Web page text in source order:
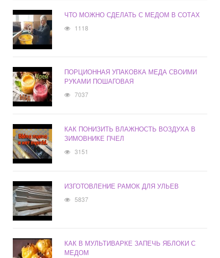
ЧТО МОЖНО СДЕЛАТЬ С МЕДОМ В СОТАХ
1118
ПОРЦИОННАЯ УПАКОВКА МЕДА СВОИМИ
РУКАМИ ПОШАГОВАЯ
7037
КАК ПОНИЗИТЬ ВЛАЖНОСТЬ ВОЗДУХА В
ЗИМОВНИКЕ ПЧЕЛ
3151
ИЗГОТОВЛЕНИЕ РАМОК ДЛЯ УЛЬЕВ
5837
КАК В МУЛЬТИВАРКЕ ЗАПЕЧЬ ЯБЛОКИ С
МЕДОМ